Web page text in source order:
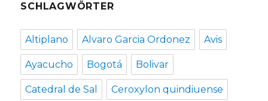
SCHLAGWÖRTER
Altiplano Alvaro Garcia Ordonez Avis
Ayacucho Bogotá Bolivar
Catedral de Sal Ceroxylon quindiuense